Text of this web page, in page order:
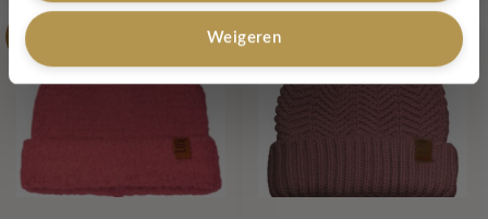
Weigeren
-50% -50%